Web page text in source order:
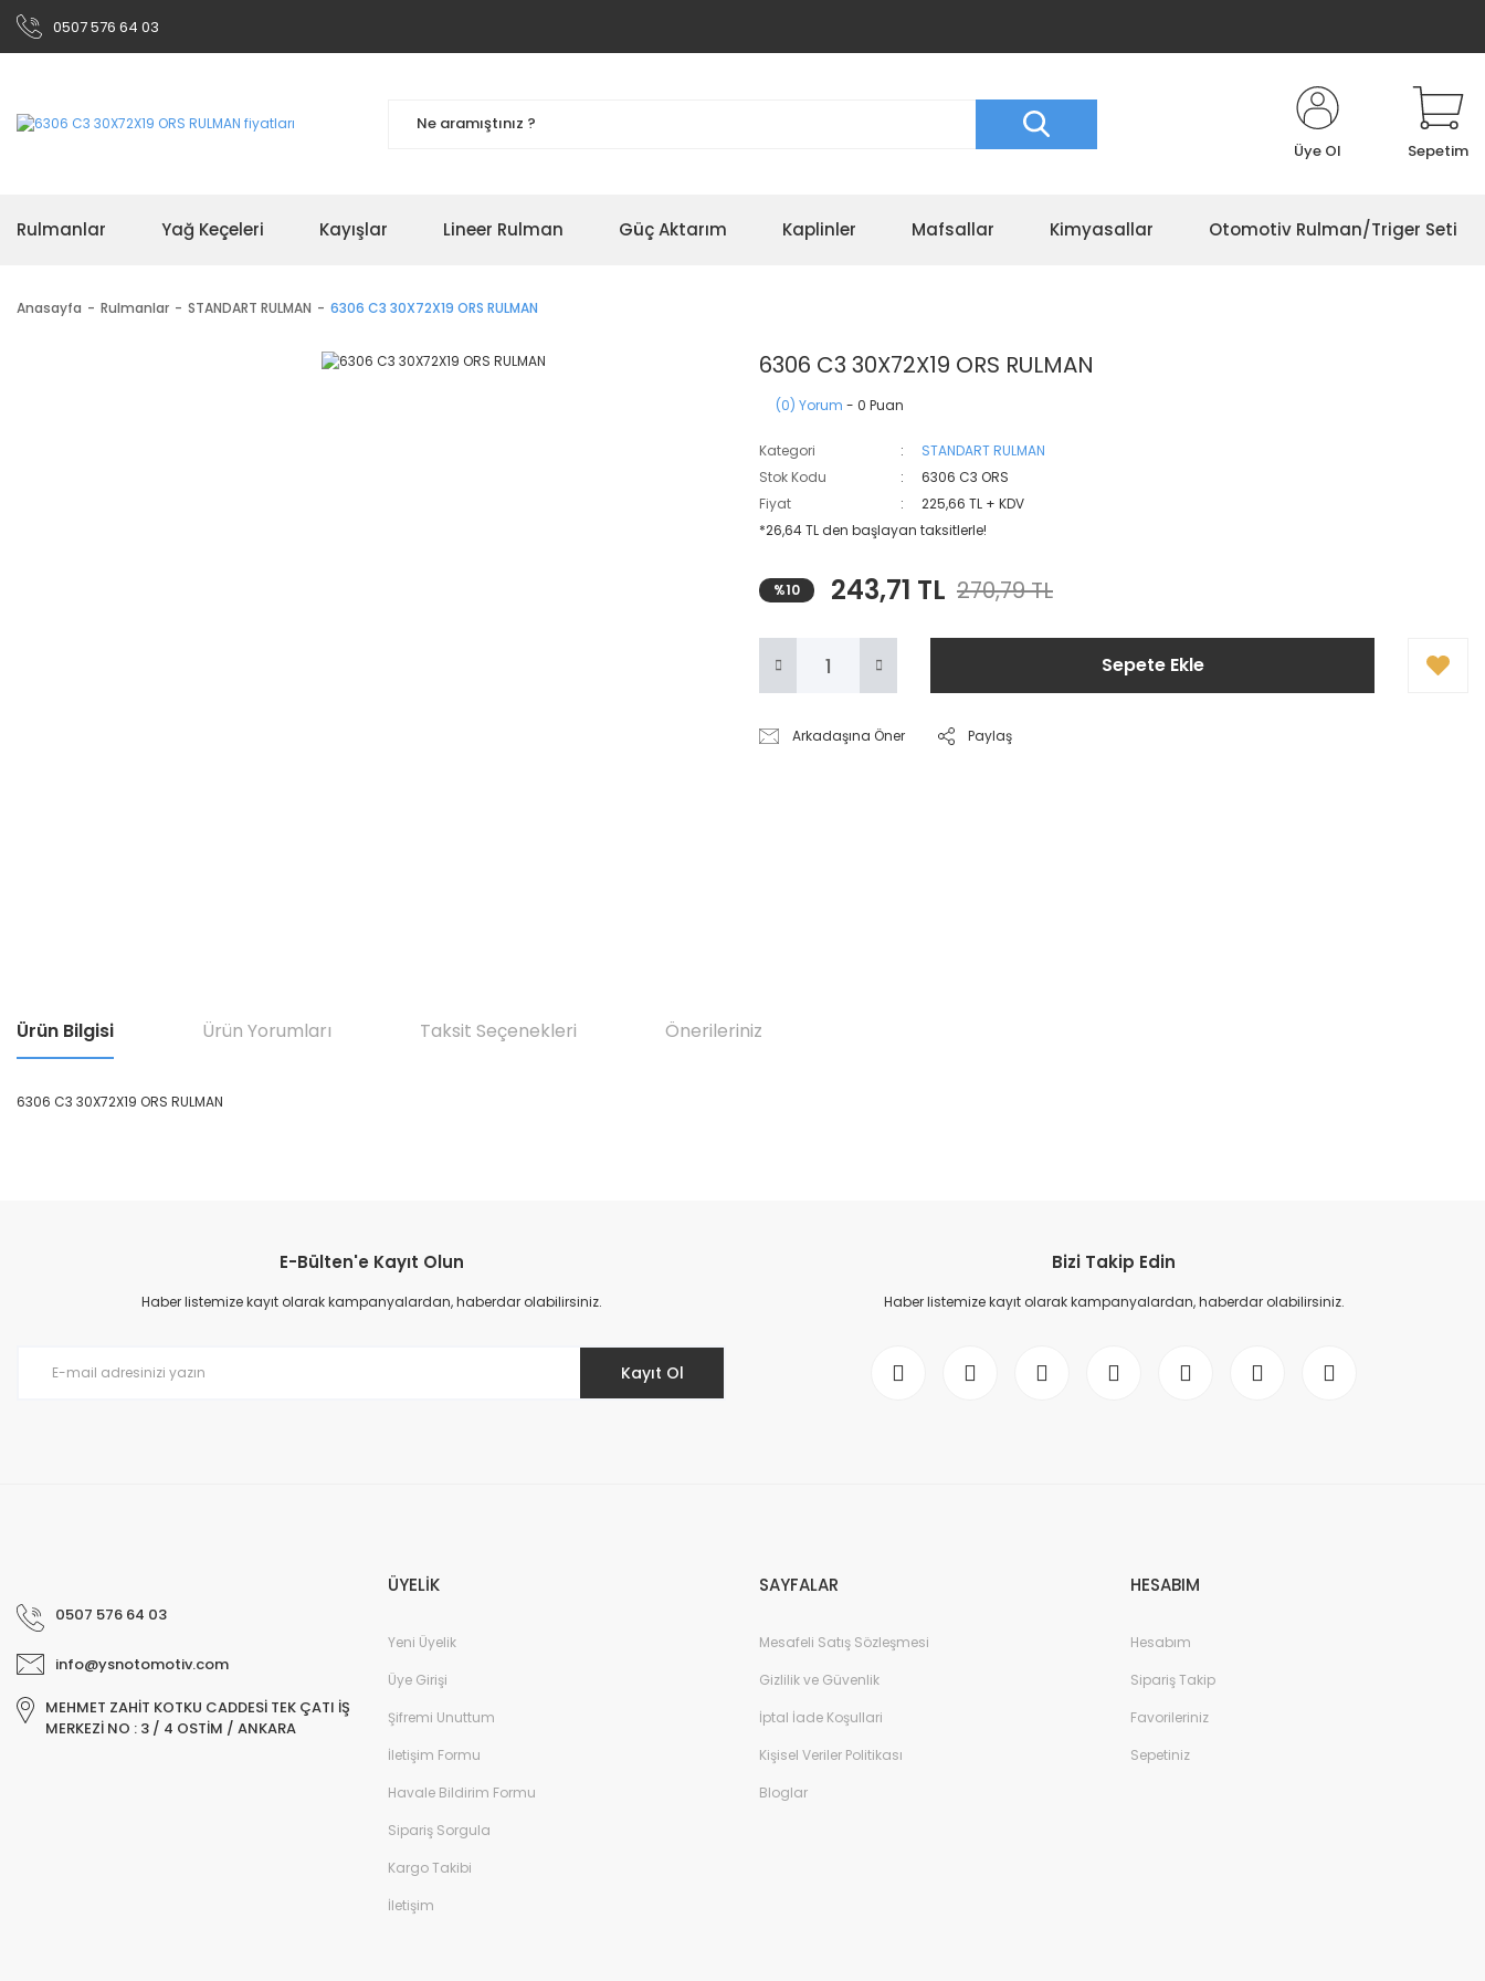
0507 576 64 03
Üye Ol Sepetim
Rulmanlar Yağ Keçeleri Kayışlar Lineer Rulman Güç Aktarım Kaplinler Mafsallar Kimyasallar Otomotiv Rulman/Triger Seti
Anasayfa Rulmanlar STANDART RULMAN 6306 C3 30X72X19 ORS RULMAN
6306 C3 30X72X19 ORS RULMAN
(0) Yorum - 0 Puan
Kategori
STANDART RULMAN
Stok Kodu
6306 C3 ORS
Fiyat
225,66 TL + KDV
*26,64 TL den başlayan taksitlerle!
%10 243,71 TL 270,79 TL
Sepete Ekle
Arkadaşına Öner Paylaş
Ürün Bilgisi Ürün Yorumları Taksit Seçenekleri Önerileriniz
6306 C3 30X72X19 ORS RULMAN
Ürün resmi kalitesiz, bozuk veya görüntülenemiyor.
Ürün açıklamasında eksik bilgiler bulunuyor.
E-Bülten'e Kayıt Olun
Haber listemize kayıt olarak kampanyalardan, haberdar olabilirsiniz.
Kayıt Ol
Bizi Takip Edin
Haber listemize kayıt olarak kampanyalardan, haberdar olabilirsiniz.
0507 576 64 03
info@ysnotomotiv.com
MEHMET ZAHİT KOTKU CADDESİ TEK ÇATI İŞ
MERKEZİ NO : 3 / 4 OSTİM / ANKARA
ÜYELİK
Yeni Üyelik
Üye Girişi
Şifremi Unuttum
İletişim Formu
Havale Bildirim Formu
Sipariş Sorgula
Kargo Takibi
İletişim
SAYFALAR
Mesafeli Satış Sözleşmesi
Gizlilik ve Güvenlik
İptal İade Koşullari
Kişisel Veriler Politikası
Bloglar
HESABIM
Hesabım
Sipariş Takip
Favorileriniz
Sepetiniz